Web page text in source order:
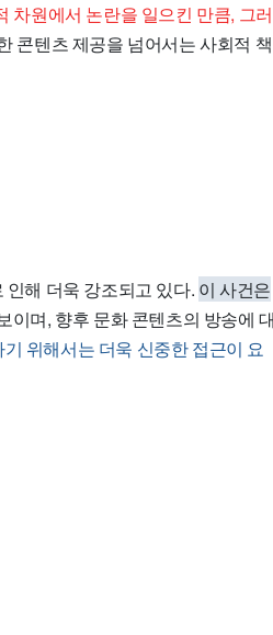
차원에서 논란을 일으킨 만큼, 그러
콘텐츠 제공을 넘어서는 사회적 책
해 더욱 강조되고 있다. 이 사건은
이며, 향후 문화 콘텐츠의 방송에 대
위해서는 더욱 신중한 접근이 요